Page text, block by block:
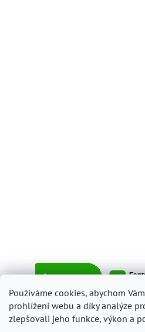
Používáme cookies, abychom
prohlížení webu a díky analýze
zlepšovali jeho funkce, výkon a